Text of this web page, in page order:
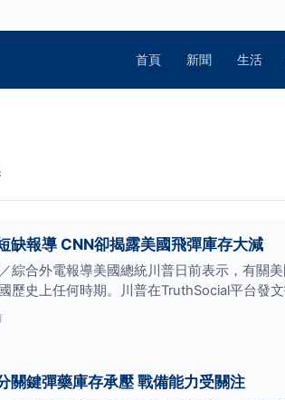
首頁 新聞 生活
缺報導 CNN卻揭露美國飛彈庫存大減
綜合外電報導美國總統川普日前表示，有關
歷史上任何時期。川普在TruthSocial平台發
關鍵彈藥庫存承壓 戰備能力受關注